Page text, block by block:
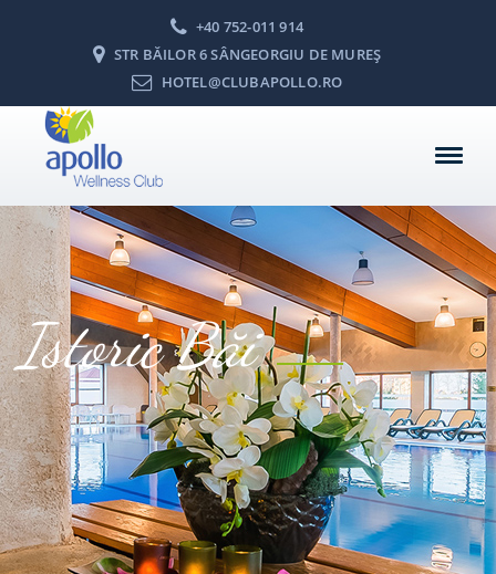
+40 752-011 914
STR BĂILOR 6 SÂNGEORGIU DE MUREŞ
HOTEL@CLUBAPOLLO.RO
Istoric Băi